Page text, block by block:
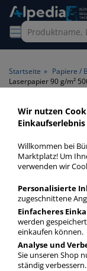
Startseite » Papiere /
Laserpapier 90 g/m²
>
Laserpapier 90
günstigen Preis.
Blatt mit unserer
Laserpapier
mehr Infos zur
Wir nutzen
Willkommen bei
Marktplatz! Um
verwenden wir
Personalisierte
zugeschnittene
Einfacheres
werden
einkaufen können.
Analyse und
Sie unseren Shop
ständig verbessern.